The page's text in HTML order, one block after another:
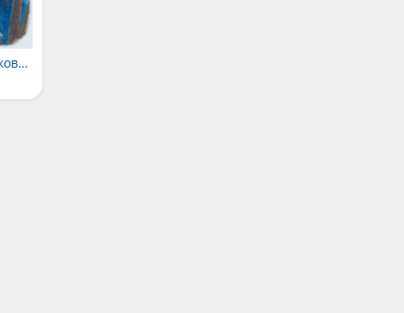
Появление на шашковой поляне